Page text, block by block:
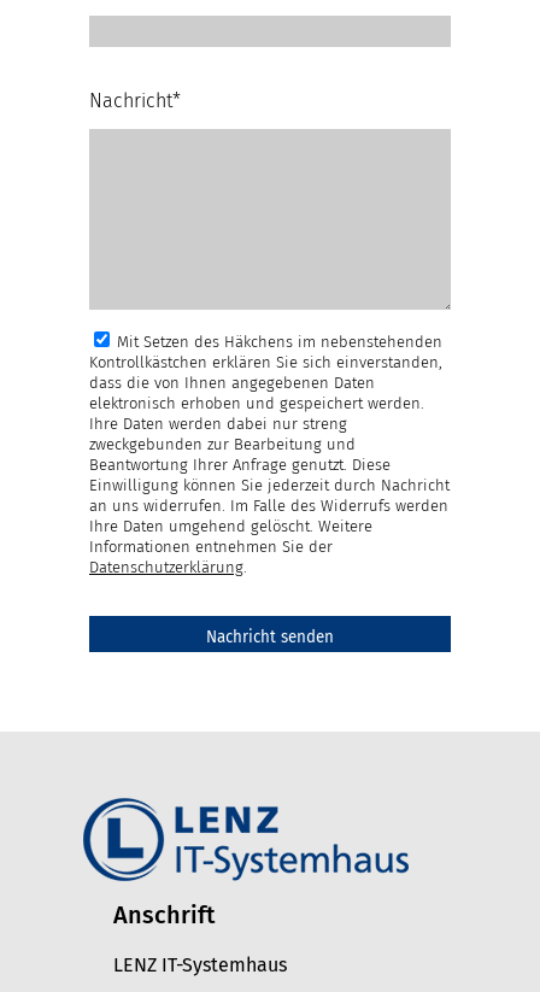
Nachricht*
Mit Setzen des Häkchens im nebenstehenden
Kontrollkästchen erklären Sie sich einverstanden,
dass die von Ihnen angegebenen Daten
elektronisch erhoben und gespeichert werden.
Ihre Daten werden dabei nur streng
zweckgebunden zur Bearbeitung und
Beantwortung Ihrer Anfrage genutzt. Diese
Einwilligung können Sie jederzeit durch Nachricht
an uns widerrufen. Im Falle des Widerrufs werden
Ihre Daten umgehend gelöscht. Weitere
Informationen entnehmen Sie der
Datenschutzerklärung
Anschrift
LENZ IT-Systemhaus